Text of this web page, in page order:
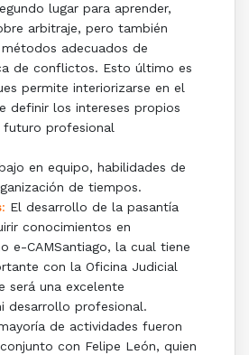
lugar para aprender,
arbitraje, pero también
adecuados de
de conflictos. Esto último es
permite interiorizarse en el
definir los intereses propios
futuro profesional
en equipo, habilidades de
de tiempos.
: El desarrollo de la pasantía
conocimientos en
e-CAMSantiago, la cual tiene
con la Oficina Judicial
será una excelente
desarrollo profesional.
de actividades fueron
con Felipe León, quien